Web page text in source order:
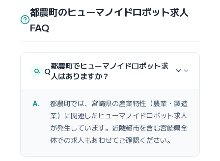
都農町のヒューマノイドロボット求人
FAQ
Q都農町でヒューマノイドロボット求
人はありますか？
都農町では、宮崎県の産業特性（農業・製造
業）に関連したヒューマノイドロボット求人
が発生しています。近隣都市を含む宮崎県全
体での求人もあわせてご確認ください。